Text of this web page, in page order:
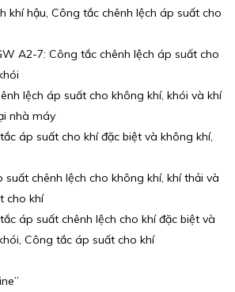
khí hậu, Công tắc chênh lệch áp suất cho
A2-7: Công tắc chênh lệch áp suất cho
lệch áp suất cho không khí, khói và khí
nhà máy
áp suất cho khí đặc biệt và không khí,
suất chênh lệch cho không khí, khí thải và
cho khí
áp suất chênh lệch cho khí đặc biệt và
Công tắc áp suất cho khí